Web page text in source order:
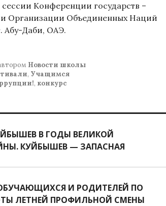
сессии Конференции государств –
Организации Объединенных Наций
Абу-Даби, ОАЭ.
Новости школы
, Учащимся
, конкурс
В ГОДЫ ВЕЛИКОЙ
КУЙБЫШЕВ — ЗАПАСНАЯ
И РОДИТЕЛЕЙ ПО
ЛЕТНЕЙ ПРОФИЛЬНОЙ СМЕНЫ